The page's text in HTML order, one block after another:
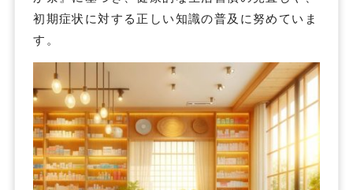
初期症状に対する正しい知識の普及に努めていま
す。